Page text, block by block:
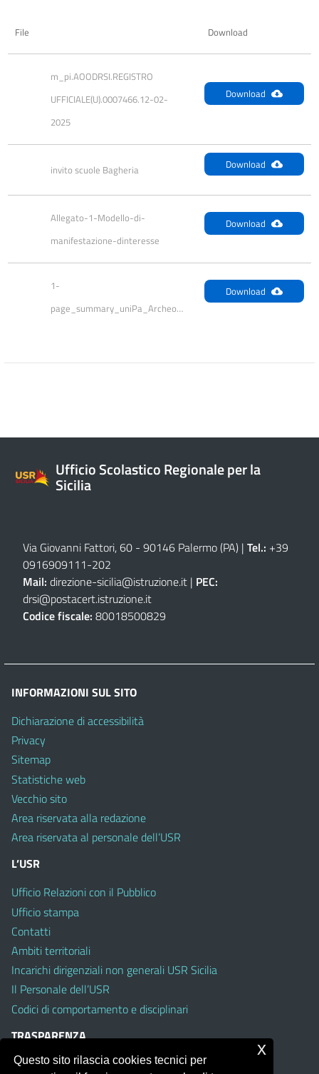
File Download
m_pi.AOODRSI.REGISTRO
UFFICIALE(U).0007466.12-02-
2025
Download
invito scuole Bagheria Download
Allegato-1-Modello-di-
manifestazione-dinteresse
Download
1-
page_summary_uniPa_Archeology_in_Sicily
Download
Ufficio Scolastico Regionale per la
Sicilia
Via Giovanni Fattori, 60 - 90146 Palermo (PA) | Tel.: +39
0916909111-202
Mail: direzione-sicilia@istruzione.it | PEC:
drsi@postacert.istruzione.it
Codice fiscale: 80018500829
INFORMAZIONI SUL SITO
Dichiarazione di accessibilità
Privacy
Sitemap
Statistiche web
Vecchio sito
Area riservata alla redazione
Area riservata al personale dell’USR
L’USR
Ufficio Relazioni con il Pubblico
Ufficio stampa
Contatti
Ambiti territoriali
Incarichi dirigenziali non generali USR Sicilia
Il Personale dell’USR
Codici di comportamento e disciplinari
TRASPARENZA
Albo on line
Questo sito rilascia cookies tecnici per
x